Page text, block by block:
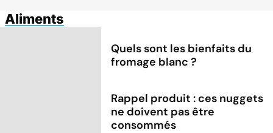
Aliments
Quels sont les bienfaits du
fromage blanc ?
Rappel produit : ces nuggets
ne doivent pas être
consommés